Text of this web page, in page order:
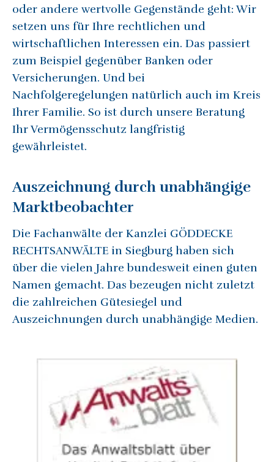
oder andere wertvolle Gegenstände geht: Wir
setzen uns für Ihre rechtlichen und
wirtschaftlichen Interessen ein. Das passiert
zum Beispiel gegenüber Banken oder
Versicherungen. Und bei
Nachfolgeregelungen natürlich auch im Kreis
Ihrer Familie. So ist durch unsere Beratung
Ihr Vermögensschutz langfristig
gewährleistet.
Auszeichnung durch unabhängige
Marktbeobachter
Die Fachanwälte der Kanzlei GÖDDECKE
RECHTSANWÄLTE in Siegburg haben sich
über die vielen Jahre bundesweit einen guten
Namen gemacht. Das bezeugen nicht zuletzt
die zahlreichen Gütesiegel und
Auszeichnungen durch unabhängige Medien.